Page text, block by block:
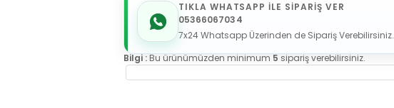
TIKLA WHATSAPP İLE SİPARİŞ VER
05366067034
7x24 Whatsapp Üzerinden de Sipariş Verebilirsiniz.
Bilgi :Bu ürünümüzden minimum5sipariş verebilirsiniz.